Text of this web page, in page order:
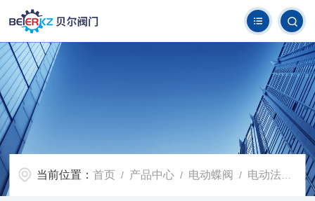
当前位置：首页 / 产品中心 / 电动蝶阀 / 电动法兰蝶阀